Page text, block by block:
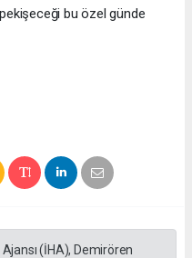
bu özel günde
(İHA), Demirören